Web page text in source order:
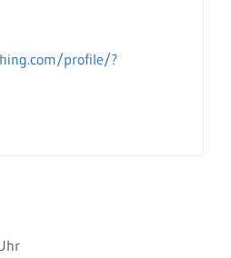
profile/?